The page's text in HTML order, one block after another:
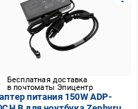
Бесплатная доставка
в почтоматы Эпицентр
питания 150W ADP-